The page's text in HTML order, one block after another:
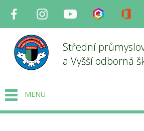
Facebook InstagramYoutube Bakaláři
Střední
a Vyšší odborná
MENU